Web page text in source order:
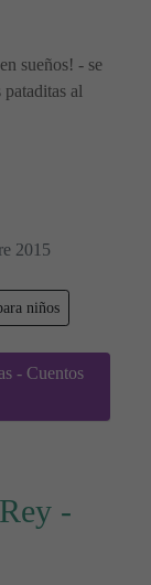
sueños! - se
al
2015
niños
- Cuentos
-